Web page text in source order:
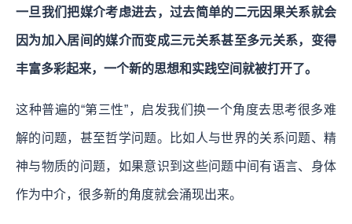
一旦我们把媒介考虑进去，过去简单的二元因果关系就会
因为加入居间的媒介而变成三元关系甚至多元关系，变得
丰富多彩起来，一个新的思想和实践空间就被打开了。
这种普遍的“第三性”，启发我们换一个角度去思考很多难
解的问题，甚至哲学问题。比如人与世界的关系问题、精
神与物质的问题，如果意识到这些问题中间有语言、身体
作为中介，很多新的角度就会涌现出来。